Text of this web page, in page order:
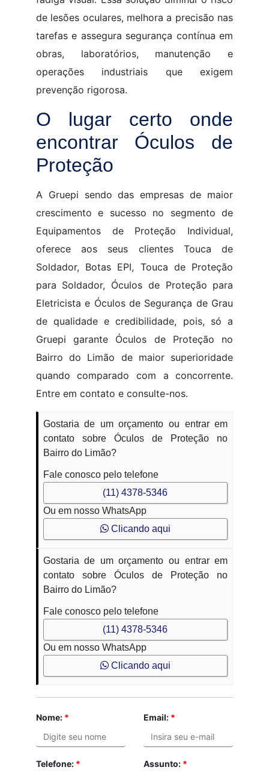
de lesões oculares, melhora a precisão nas
tarefas e assegura segurança contínua em
obras, laboratórios, manutenção e
operações industriais que exigem
prevenção rigorosa.
O lugar certo onde
encontrar Óculos de
Proteção
A Gruepi sendo das empresas de maior
crescimento e sucesso no segmento de
Equipamentos de Proteção Individual,
oferece aos seus clientes Touca de
Soldador, Botas EPI, Touca de Proteção
para Soldador, Óculos de Proteção para
Eletricista e Óculos de Segurança de Grau
de qualidade e credibilidade, pois, só a
Gruepi garante Óculos de Proteção no
Bairro do Limão de maior superioridade
quando comparado com a concorrente.
Entre em contato e consulte-nos.
Gostaria de um orçamento ou entrar em
contato sobre Óculos de Proteção no
Bairro do Limão?
Fale conosco pelo telefone
(11) 4378-5346
Ou em nosso WhatsApp
Clicando aqui
Gostaria de um orçamento ou entrar em
contato sobre Óculos de Proteção no
Bairro do Limão?
Fale conosco pelo telefone
(11) 4378-5346
Ou em nosso WhatsApp
Clicando aqui
Nome: * Email: *
Telefone: * Assunto: *